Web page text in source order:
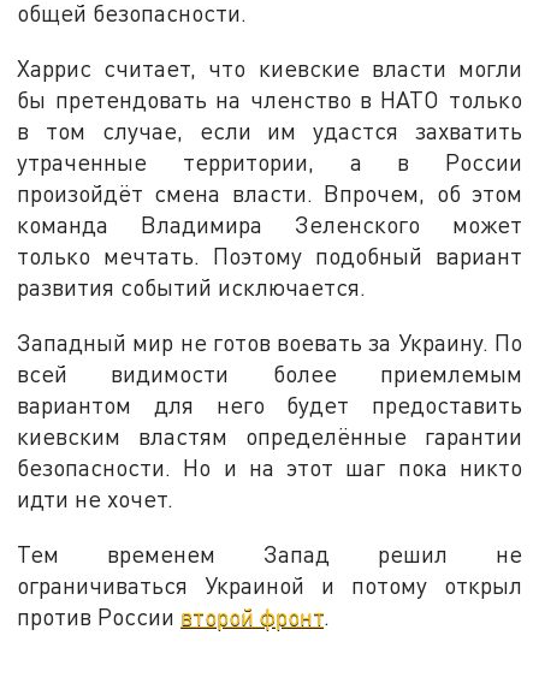
общей безопасности.
Харрис считает, что киевские власти могли
бы претендовать на членство в НАТО только
в том случае, если им удастся захватить
утраченные территории, а в России
произойдёт смена власти. Впрочем, об этом
команда Владимира Зеленского может
только мечтать. Поэтому подобный вариант
развития событий исключается.
Западный мир не готов воевать за Украину. По
всей видимости более приемлемым
вариантом для него будет предоставить
киевским властям определённые гарантии
безопасности. Но и на этот шаг пока никто
идти не хочет.
Тем временем Запад решил не
ограничиваться Украиной и потому открыл
против России второй фронт